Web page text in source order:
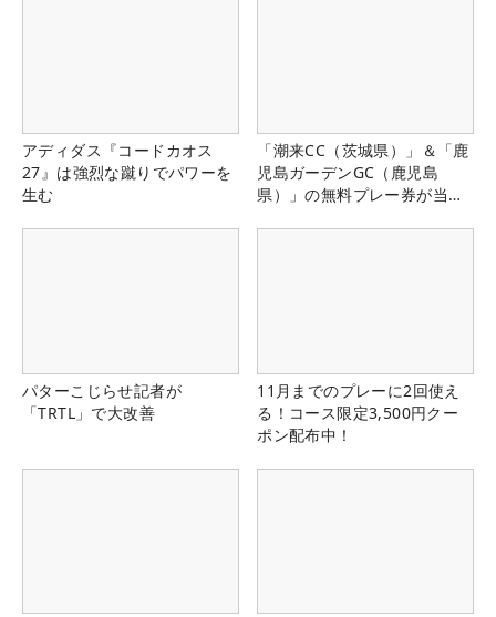
アディダス『コードカオス
27』は強烈な蹴りでパワーを
生む
「潮来CC（茨城県）」＆「鹿
児島ガーデンGC（鹿児島
県）」の無料プレー券が当た
パターこじらせ記者が
「TRTL」で大改善
11月までのプレーに2回使え
る！コース限定3,500円クー
ポン配布中！